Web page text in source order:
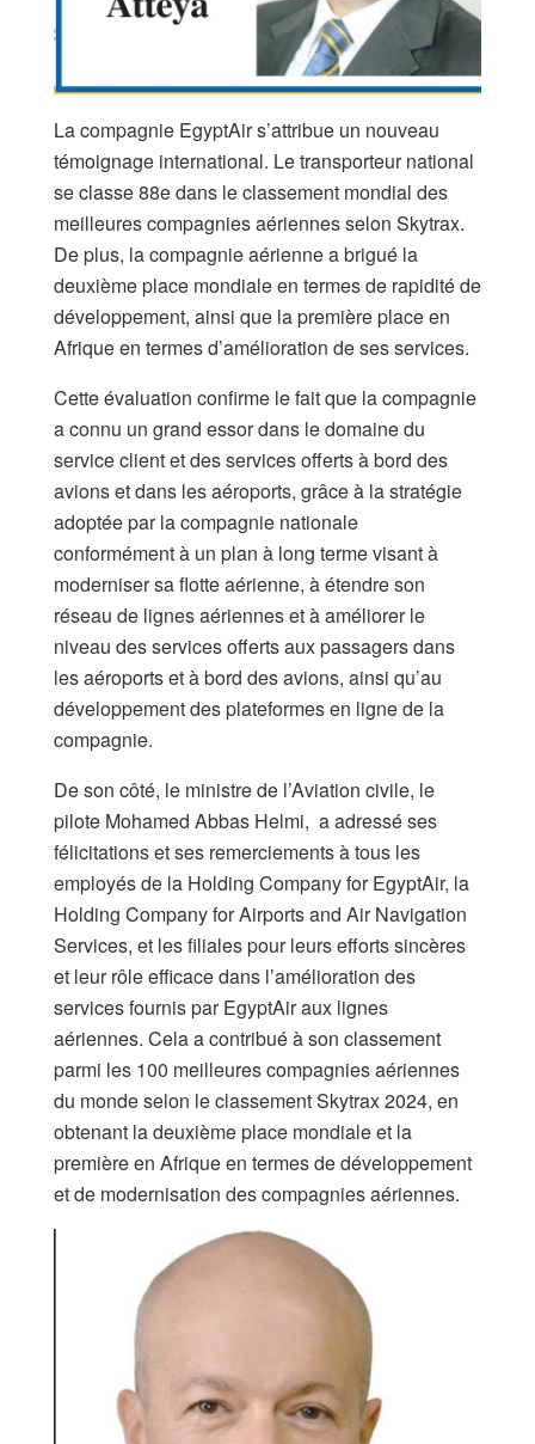
La compagnie EgyptAir s’attribue un nouveau
témoignage international. Le transporteur national
se classe 88e dans le classement mondial des
meilleures compagnies aériennes selon Skytrax.
De plus, la compagnie aérienne a brigué la
deuxième place mondiale en termes de rapidité de
développement, ainsi que la première place en
Afrique en termes d’amélioration de ses services.
Cette évaluation confirme le fait que la compagnie
a connu un grand essor dans le domaine du
service client et des services offerts à bord des
avions et dans les aéroports, grâce à la stratégie
adoptée par la compagnie nationale
conformément à un plan à long terme visant à
moderniser sa flotte aérienne, à étendre son
réseau de lignes aériennes et à améliorer le
niveau des services offerts aux passagers dans
les aéroports et à bord des avions, ainsi qu’au
développement des plateformes en ligne de la
compagnie.
De son côté, le ministre de l’Aviation civile, le
pilote Mohamed Abbas Helmi, a adressé ses
félicitations et ses remerciements à tous les
employés de la Holding Company for EgyptAir, la
Holding Company for Airports and Air Navigation
Services, et les filiales pour leurs efforts sincères
et leur rôle efficace dans l’amélioration des
services fournis par EgyptAir aux lignes
aériennes. Cela a contribué à son classement
parmi les 100 meilleures compagnies aériennes
du monde selon le classement Skytrax 2024, en
obtenant la deuxième place mondiale et la
première en Afrique en termes de développement
et de modernisation des compagnies aériennes.